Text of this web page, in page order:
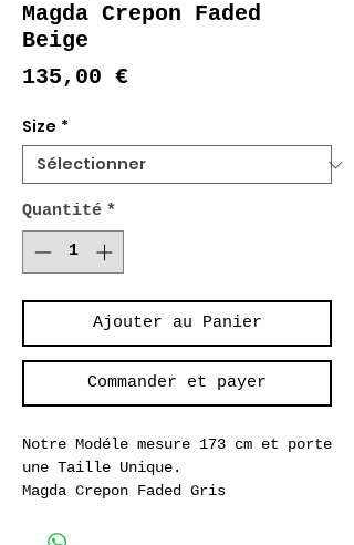
Magda Crepon Faded
Beige
135,00 €Prix
Size *
Quantité *
Ajouter au Panier
Commander et payer
Notre Modéle mesure 173 cm et porte
une Taille Unique.
Magda Crepon Faded Gris